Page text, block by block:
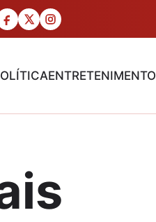
ENTRETENIMENTO